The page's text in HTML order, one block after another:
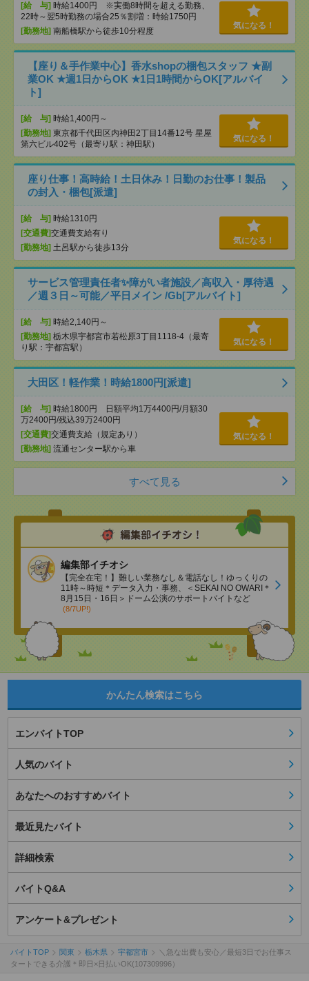
[給 与] 時給1400円 ※実働8時間を超える勤務、
22時～翌5時勤務の場合25％割増：時給1750円
[勤務地] 南船橋駅から徒歩10分程度
気になる！
【座り＆手作業中心】香水shopの梱包スタッフ ★副
業OK ★週1日からOK ★1日1時間からOK[アルバイ
ト]
[給 与] 時給1,400円～
[勤務地] 東京都千代田区内神田2丁目14番12号 星屋
第六ビル402号（最寄り駅：神田駅）
気になる！
座り仕事！高時給！土日休み！日勤のお仕事！製品
の封入・梱包[派遣]
[給 与] 時給1310円
[交通費]交通費支給有り
[勤務地] 土呂駅から徒歩13分
気になる！
サービス管理責任者✨障がい者施設／高収入・厚待遇
／週３日～可能／平日メイン /Gb[アルバイト]
[給 与] 時給2,140円～
[勤務地] 栃木県宇都宮市若松原3丁目1118-4（最寄
り駅：宇都宮駅）
気になる！
大田区！軽作業！時給1800円[派遣]
[給 与] 時給1800円 日額平均1万4400円/月額30
万2400円/残込39万2400円
[交通費]交通費支給（規定あり）
[勤務地] 流通センター駅から車
気になる！
すべて見る
編集部イチオシ
【完全在宅！】難しい業務なし＆電話なし！ゆっくりの
11時～時短＊データ入力・事務、＜SEKAI NO OWARI＊
8月15日・16日＞ドーム公演のサポートバイトなど
(8/7UP!)
かんたん検索はこちら
エンバイトTOP
人気のバイト
あなたへのおすすめバイト
最近見たバイト
詳細検索
バイトQ&A
アンケート&プレゼント
バイトTOP 関東 栃木県 宇都宮市
＼急な出費も安心／最短3日でお仕事ス
タートできる介護＊即日×日払いOK(107309996）